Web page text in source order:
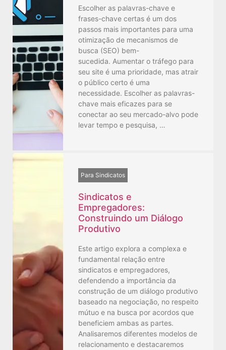
Escolher as palavras-chave e
frases-chave certas é um dos
passos mais importantes para uma
otimização de mecanismos de
busca (SEO) bem-
sucedida. Aumentar o tráfego para
seu site é uma prioridade, mas atrair
o público certo é uma
necessidade. Escolher as palavras-
chave mais eficazes para se
conectar ao seu mercado-alvo pode
levar tempo e pesquisa, …
Para Sindicatos
Sindicatos e
Empregadores:
Construindo um Diálogo
Produtivo
Este artigo explora a complexa e
fundamental relação entre
sindicatos e empregadores,
defendendo a importância da
construção de um diálogo produtivo
baseado na negociação, no respeito
mútuo e na busca por acordos que
beneficiem ambas as partes.
Analisaremos diferentes modelos de
relacionamento e destacaremos